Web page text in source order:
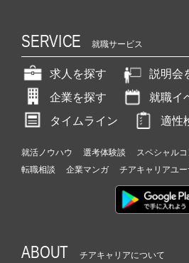
SERVICE 就職サービス
求人を探す
説明会
企業を探す
就職イ
タイムライン
適性
就活ノウハウ 選考体験談 スペシャル
転職相談
企業マンガ チアキャリアユ
ABOUT チアキャリアについて